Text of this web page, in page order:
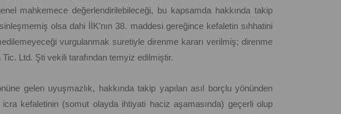
mahkemece değerlendirilebileceği, bu kapsamda hakkında takip
olsa dahi İİK’nın 38. maddesi gereğince kefaletin sıhhatini
vurgulanmak suretiyle direnme kararı verilmiş; direnme
Ltd. Şti vekili tarafından temyiz edilmiştir.
gelen uyuşmazlık, hakkında takip yapılan asıl borçlu yönünden
kefaletinin (somut olayda ihtiyati haciz aşamasında) geçerli olup